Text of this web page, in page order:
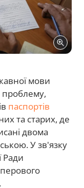
мови
проблему,
паспортів
та старих, де
двома
У зв'язку
Ради